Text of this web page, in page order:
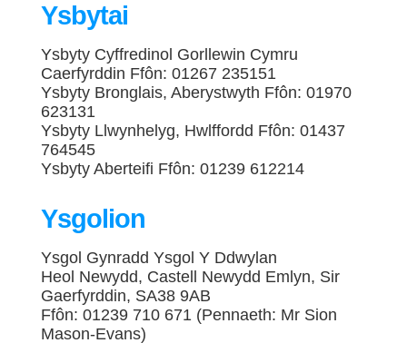
Ysbytai
Ysbyty Cyffredinol Gorllewin Cymru
Caerfyrddin Ffôn: 01267 235151
Ysbyty Bronglais, Aberystwyth Ffôn: 01970
623131
Ysbyty Llwynhelyg, Hwlffordd Ffôn: 01437
764545
Ysbyty Aberteifi Ffôn: 01239 612214
Ysgolion
Ysgol Gynradd Ysgol Y Ddwylan
Heol Newydd, Castell Newydd Emlyn, Sir
Gaerfyrddin, SA38 9AB
Ffôn: 01239 710 671 (Pennaeth: Mr Sion
Mason-Evans)